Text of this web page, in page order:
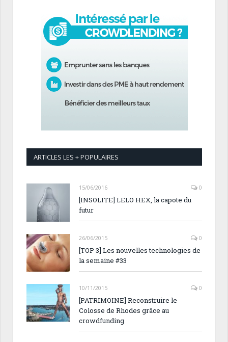
ARTICLES LES + POPULAIRES
15/06/2016 0
[INSOLITE] LELO HEX, la capote du
futur
26/06/2015 0
[TOP 3] Les nouvelles technologies de
la semaine #33
10/11/2015 0
[PATRIMOINE] Reconstruire le
Colosse de Rhodes grâce au
crowdfunding